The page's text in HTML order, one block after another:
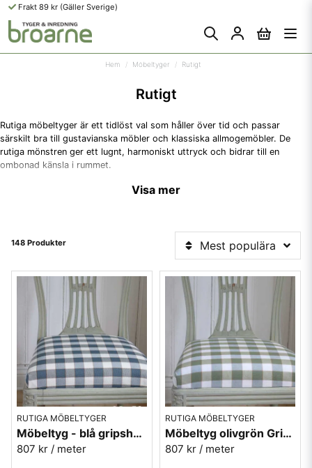
Frakt 89 kr (Gäller Sverige)
Hem Möbeltyger Rutigt
Rutigt
Rutiga möbeltyger är ett tidlöst val som håller över tid och passar
särskilt bra till gustavianska möbler och klassiska allmogemöbler. De
rutiga mönstren ger ett lugnt, harmoniskt uttryck och bidrar till en
ombonad känsla i rummet.
Hos Broarne hittar du rutiga möbeltyger på metervara i flera olika
Rutiga tyger i gustaviansk stil
tyger ett utmärkt val. De rutiga mönstren samspelar väl med ljusa
färgtoner och rena linjer och används ofta till möbler, gardiner och
textilier i hem med gustavianska möbler
Rutiga möbeltyger för gardiner och lösa överdrag
De tunna rutiga tygerna lämpar sig väl för fylliga gardiner som
ramar in fönstren och skapar ett ombonat intryck. De kraftigare
tygerna är även populära till lösa överdrag för stolar och fåtöljer,
där de bidrar till en lantlig stil som passar i många typer av hem.
Visa mer
148 Produkter Mest populära
RUTIGA MÖBELTYGER
Möbeltyg - blå gripsholmsruta - Ekeby nr.50
807 kr / meter
RUTIGA MÖBELTYGER
Möbeltyg olivgrön Gripsholmsruta - Ekeby nr.72
807 kr / meter